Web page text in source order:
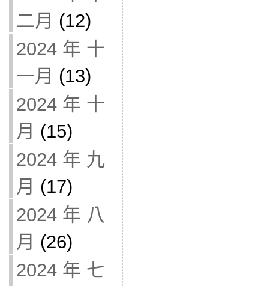
二月 (12)
2024 年 十
一月 (13)
2024 年 十
月 (15)
2024 年 九
月 (17)
2024 年 八
月 (26)
2024 年 七